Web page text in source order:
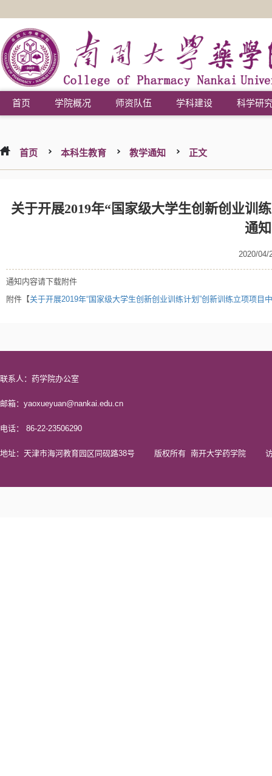
首页 学院概况 师资队伍 学科建设 科学研
首页 本科生教育 教学通知 正文
关于开展2019年“国家级大学生创新创业训
通知
2020/04/
通知内容请下载附件
附件【关于开展2019年“国家级大学生创新创业训练计划”创新训练立项项目
联系人：药学院办公室
邮箱：yaoxueyuan@nankai.edu.cn
电话： 86-22-23506290
地址：天津市海河教育园区同砚路38号 版权所有 南开大学药学院 访